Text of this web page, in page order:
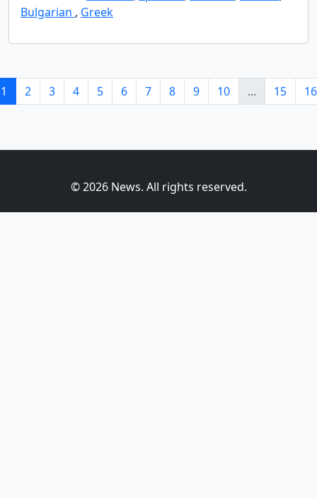
Bulgarian , Greek
1 2 3 4 5 6 7 8 9 10 ... 15 16
© 2026 News. All rights reserved.